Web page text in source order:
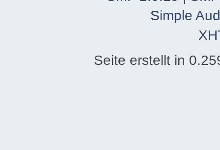
Simple
Seite erstellt in